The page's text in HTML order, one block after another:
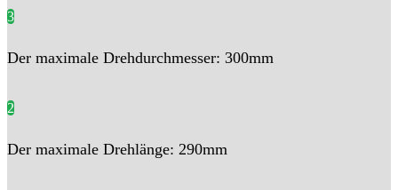
3
Der maximale Drehdurchmesser: 300mm
2
Der maximale Drehlänge: 290mm